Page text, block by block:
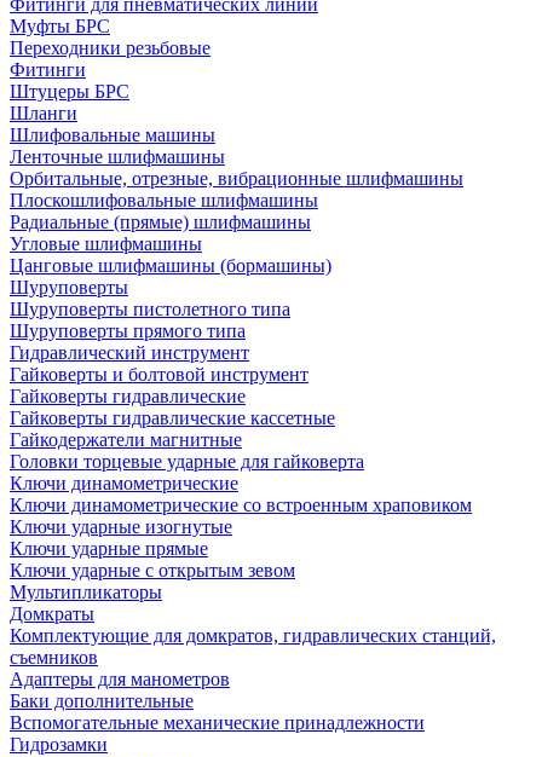
Фитинги для пневматических линий
Муфты БРС
Переходники резьбовые
Фитинги
Штуцеры БРС
Шланги
Шлифовальные машины
Ленточные шлифмашины
Орбитальные, отрезные, вибрационные шлифмашины
Плоскошлифовальные шлифмашины
Радиальные (прямые) шлифмашины
Угловые шлифмашины
Цанговые шлифмашины (бормашины)
Шуруповерты
Шуруповерты пистолетного типа
Шуруповерты прямого типа
Гидравлический инструмент
Гайковерты и болтовой инструмент
Гайковерты гидравлические
Гайковерты гидравлические кассетные
Гайкодержатели магнитные
Головки торцевые ударные для гайковерта
Ключи динамометрические
Ключи динамометрические со встроенным храповиком
Ключи ударные изогнутые
Ключи ударные прямые
Ключи ударные с открытым зевом
Мультипликаторы
Домкраты
Комплектующие для домкратов, гидравлических станций,
съемников
Адаптеры для манометров
Баки дополнительные
Вспомогательные механические принадлежности
Гидрозамки